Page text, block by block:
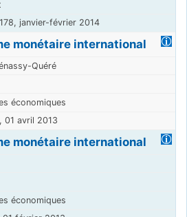
janvier-février 2014
monétaire international
Quéré
économiques
01 avril 2013
monétaire international
économiques